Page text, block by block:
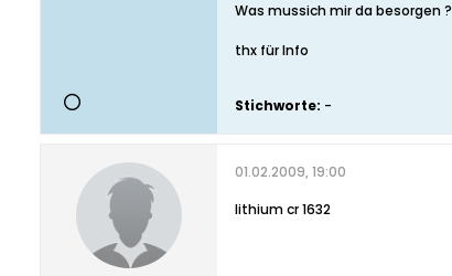
Was mussich mir da besorgen ?
thx für Info
Stichworte: -
01.02.2009, 19:00
lithium cr 1632